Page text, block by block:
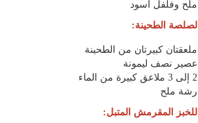
ملح وفلفل أسود
لصلصة الطحينة:
ملعقتان كبيرتان من الطحينة
عصير نصف ليمونة
2 إلى 3 ملاعق كبيرة من الماء
رشة ملح
للخبز المقرمش المتبل: